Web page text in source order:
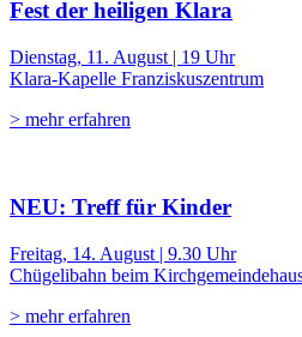
Fest der heiligen Klara
Dienstag, 11. August | 19 Uhr
Klara-Kapelle Franziskuszentrum
> mehr erfahren
NEU: Treff für Kinder
Freitag, 14. August | 9.30 Uhr
Chügelibahn beim
> mehr erfahren